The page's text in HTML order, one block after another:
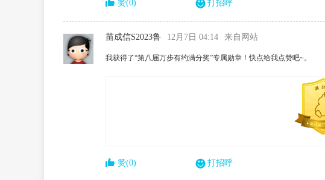
赞(0) 打招呼
苗成信S2023鲁 12月7日 04:14 来自网站
我获得了“第八届万步有约满分奖”专属勋章！快点给我点赞吧~。
赞(0) 打招呼